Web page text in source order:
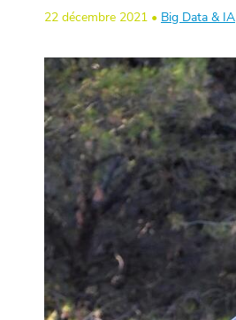
22 décembre 2021 • Big Data & IA